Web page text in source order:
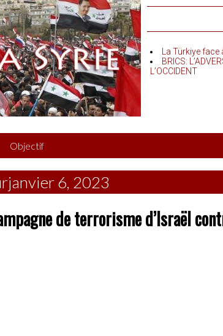
La Türkiye
BRICS:
L’OCCIDENT
Objectif
6, 2023
de terrorisme d’Israël